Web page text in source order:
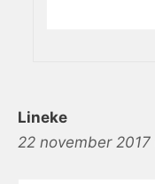
Lineke
22 november 2017